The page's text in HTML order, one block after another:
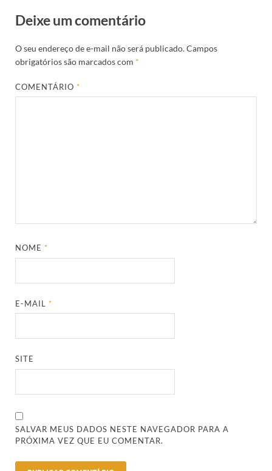
Deixe um comentário
O seu endereço de e-mail não será publicado.Campos
obrigatórios são marcados com *
COMENTÁRIO*
NOME*
E-MAIL*
SITE
SALVAR MEUS DADOS NESTE NAVEGADOR PARA A
PRÓXIMA VEZ QUE EU COMENTAR.